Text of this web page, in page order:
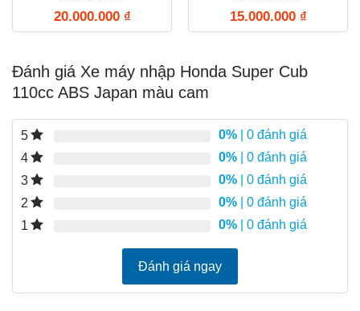
20.000.000 ₫ 15.000.000 ₫
Đánh giá Xe máy nhập Honda Super Cub
110cc ABS Japan màu cam
5 0% | 0 đánh giá
4
0% | 0 đánh giá
3
0% | 0 đánh giá
2
0% | 0 đánh giá
1
0% | 0 đánh giá
Đánh giá ngay